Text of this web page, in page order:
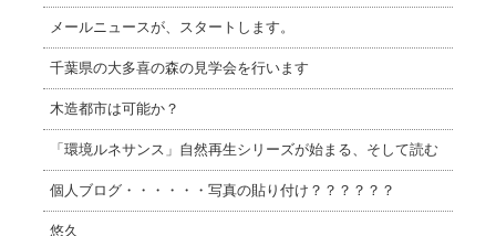
メールニュースが、スタートします。
千葉県の大多喜の森の見学会を行います
木造都市は可能か？
「環境ルネサンス」自然再生シリーズが始まる、そして読む
個人ブログ・・・・・・写真の貼り付け？？？？？？
悠久